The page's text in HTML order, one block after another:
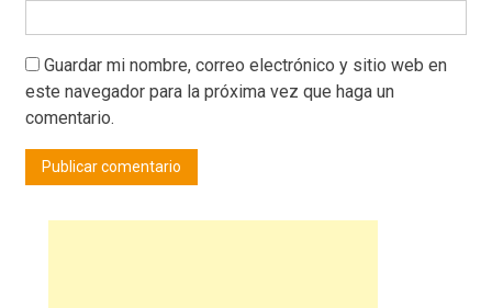
Guardar mi nombre, correo electrónico y sitio web en
este navegador para la próxima vez que haga un
comentario.